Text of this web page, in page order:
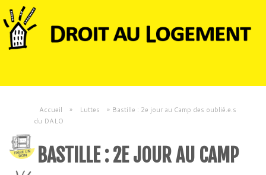
Accueil » Luttes » Bastille : 2e jour au Camp des oublié.e.s
du DALO
BASTILLE : 2E JOUR AU CAMP